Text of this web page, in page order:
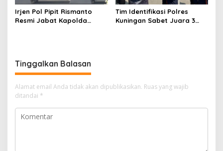
Irjen Pol Pipit Rismanto
Resmi Jabat Kapolda
Tim Identifikasi Polres
Kuningan Sabet Juara 3
Tinggalkan Balasan
Alamat email Anda tidak akan dipublikasikan. Ruas yang wajib
ditandai *